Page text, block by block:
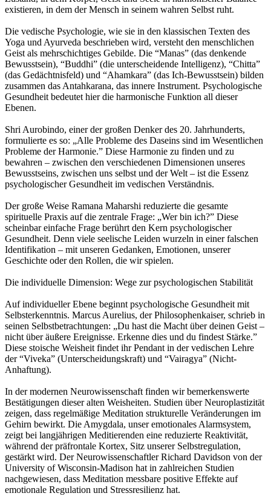
existieren, in dem der Mensch in seinem wahren Selbst ruht.
Die vedische Psychologie, wie sie in den klassischen Texten des
Yoga und Ayurveda beschrieben wird, versteht den menschlichen
Geist als mehrschichtiges Gebilde. Die “Manas” (das denkende
Bewusstsein), “Buddhi” (die unterscheidende Intelligenz), “Chitta”
(das Gedächtnisfeld) und “Ahamkara” (das Ich-Bewusstsein) bilden
zusammen das Antahkarana, das innere Instrument. Psychologische
Gesundheit bedeutet hier die harmonische Funktion all dieser
Ebenen.
Shri Aurobindo, einer der großen Denker des 20. Jahrhunderts,
formulierte es so: „Alle Probleme des Daseins sind im Wesentlichen
Probleme der Harmonie.” Diese Harmonie zu finden und zu
bewahren – zwischen den verschiedenen Dimensionen unseres
Bewusstseins, zwischen uns selbst und der Welt – ist die Essenz
psychologischer Gesundheit im vedischen Verständnis.
Der große Weise Ramana Maharshi reduzierte die gesamte
spirituelle Praxis auf die zentrale Frage: „Wer bin ich?” Diese
scheinbar einfache Frage berührt den Kern psychologischer
Gesundheit. Denn viele seelische Leiden wurzeln in einer falschen
Identifikation – mit unseren Gedanken, Emotionen, unserer
Geschichte oder den Rollen, die wir spielen.
Die individuelle Dimension: Wege zur psychologischen Stabilität
Auf individueller Ebene beginnt psychologische Gesundheit mit
Selbsterkenntnis. Marcus Aurelius, der Philosophenkaiser, schrieb in
seinen Selbstbetrachtungen: „Du hast die Macht über deinen Geist –
nicht über äußere Ereignisse. Erkenne dies und du findest Stärke.”
Diese stoische Weisheit findet ihr Pendant in der vedischen Lehre
der “Viveka” (Unterscheidungskraft) und “Vairagya” (Nicht-
Anhaftung).
In der modernen Neurowissenschaft finden wir bemerkenswerte
Bestätigungen dieser alten Weisheiten. Studien über Neuroplastizität
zeigen, dass regelmäßige Meditation strukturelle Veränderungen im
Gehirn bewirkt. Die Amygdala, unser emotionales Alarmsystem,
zeigt bei langjährigen Meditierenden eine reduzierte Reaktivität,
während der präfrontale Kortex, Sitz unserer Selbstregulation,
gestärkt wird. Der Neurowissenschaftler Richard Davidson von der
University of Wisconsin-Madison hat in zahlreichen Studien
nachgewiesen, dass Meditation messbare positive Effekte auf
emotionale Regulation und Stressresilienz hat.